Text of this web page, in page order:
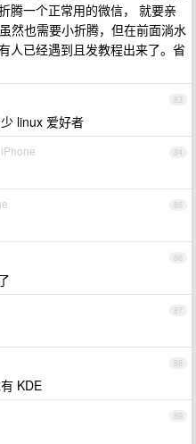
腾一个正常用的微信， 就要亲
然也需要小折腾，但在前面淌水
人已经遇到且发教程出来了。省
83
linux 爱好者
84
85
86
87
88
KDE
89